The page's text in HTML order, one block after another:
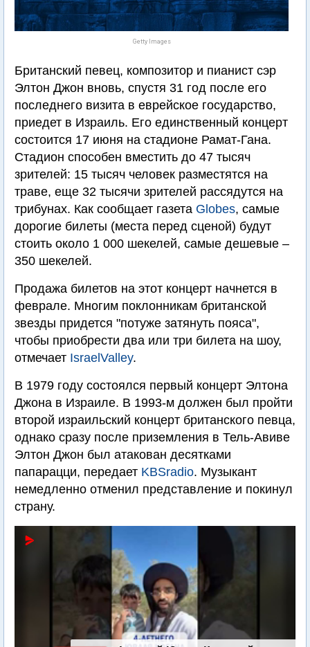
Getty Images
Британский певец, композитор и пианист сэр
Элтон Джон вновь, спустя 31 год после его
последнего визита в еврейское государство,
приедет в Израиль. Его единственный концерт
состоится 17 июня на стадионе Рамат-Гана.
Стадион способен вместить до 47 тысяч
зрителей: 15 тысяч человек разместятся на
траве, еще 32 тысячи зрителей рассядутся на
трибунах. Как сообщает газета Globes, самые
дорогие билеты (места перед сценой) будут
стоить около 1 000 шекелей, самые дешевые –
350 шекелей.
Продажа билетов на этот концерт начнется в
феврале. Многим поклонникам британской
звезды придется "потуже затянуть пояса",
чтобы приобрести два или три билета на шоу,
отмечает IsraelValley.
В 1979 году состоялся первый концерт Элтона
Джона в Израиле. В 1993-м должен был пройти
второй израильский концерт британского певца,
однако сразу после приземления в Тель-Авиве
Элтон Джон был атакован десятками
папарацци, передает KBSradio. Музыкант
немедленно отменил представление и покинул
страну.